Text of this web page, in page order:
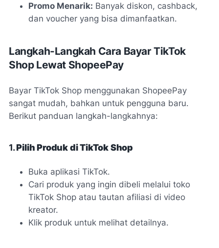
Promo Menarik: Banyak diskon, cashback,
dan voucher yang bisa dimanfaatkan.
Langkah-Langkah Cara Bayar TikTok
Shop Lewat ShopeePay
Bayar TikTok Shop menggunakan ShopeePay
sangat mudah, bahkan untuk pengguna baru.
Berikut panduan langkah-langkahnya:
1.Pilih Produk di TikTok Shop
Buka aplikasi TikTok.
Cari produk yang ingin dibeli melalui toko
TikTok Shop atau tautan afiliasi di video
kreator.
Klik produk untuk melihat detailnya.